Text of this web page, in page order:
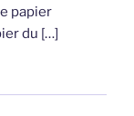
papier
du […]